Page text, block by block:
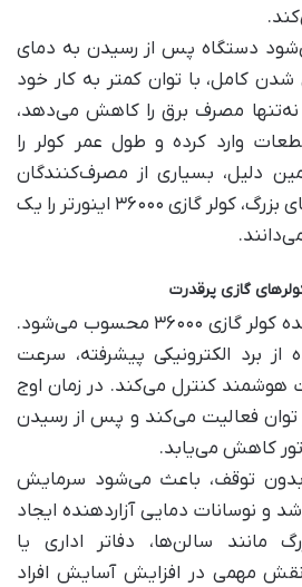
دستگاه پس از رسیدن به دمای
کامل، با توان کمتر به کار خود
نه‌تنها مصرف برق را کاهش می‌دهد،
وارد کرده و طول عمر کولر را
دلیل، بسیاری از مصرف‌کنندگان
حرفه‌ای و صاحبان فضاهای بزرگ، کولر گازی ۳۶۰۰۰ اینورتر را یک
گازی پرقدرت
کمپرسور اینورتر قلب تپنده کولر گازی ۳۶۰۰۰ محسوب می‌شود.
از برد الکترونیکی پیشرفته، سرعت
کنترل می‌کند. در زمان اوج
توان فعالیت می‌کند و پس از رسیدن
کاهش می‌یابد.
بدون توقف، باعث می‌شود سرمایش
و نوسانات دمایی آزاردهنده ایجاد
مانند سالن‌ها، دفاتر اداری یا
نقش مهمی در افزایش آسایش افراد